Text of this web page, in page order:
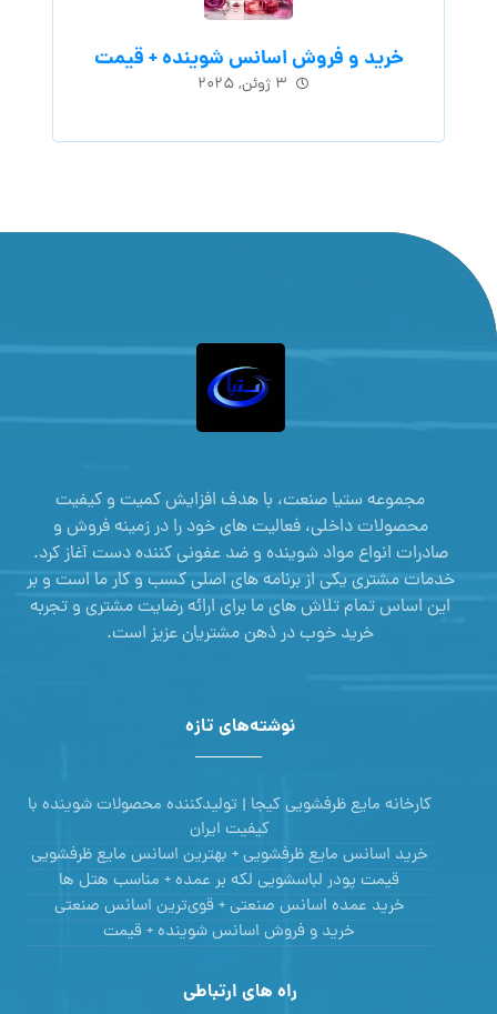
خرید و فروش اسانس شوینده + قیمت
۳ ژوئن, ۲۰۲۵
مجموعه ستیا صنعت، با هدف افزایش کمیت و کیفیت
محصولات داخلی، فعالیت های خود را در زمینه فروش و
صادرات انواع مواد شوینده و ضد عفونی کننده دست آغاز کرد.
خدمات مشتری یکی از برنامه های اصلی کسب و کار ما است و بر
این اساس تمام تلاش های ما برای ارائه رضایت مشتری و تجربه
خرید خوب در ذهن مشتریان عزیز است.
نوشته‌های تازه
کارخانه مایع ظرفشویی کیجا | تولیدکننده محصولات شوینده با
کیفیت ایران
خرید اسانس مایع ظرفشویی + بهترین اسانس مایع ظرفشویی
قیمت پودر لباسشویی لکه بر عمده + مناسب هتل ها
خرید عمده اسانس صنعتی + قوی‌ترین اسانس‌ صنعتی
خرید و فروش اسانس شوینده + قیمت
راه های ارتباطی